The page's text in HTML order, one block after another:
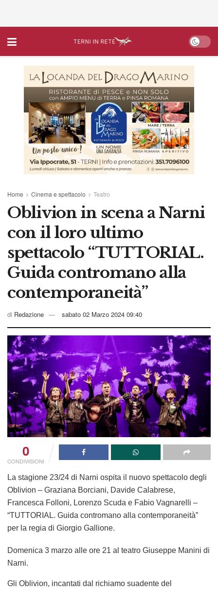
Home Cinema e spettacolo Teatro
Oblivion in scena a Narni
con il loro ultimo
spettacolo “TUTTORIAL.
Guida contromano alla
contemporaneità”
di Redazione sabato 02 Marzo 2024 09:40
0
CONDIVISIONI
La stagione 23/24 di Narni ospita il nuovo spettacolo degli
Oblivion – Graziana Borciani, Davide Calabrese,
Francesca Folloni, Lorenzo Scuda e Fabio Vagnarelli –
“TUTTORIAL. Guida contromano alla contemporaneità”
per la regia di Giorgio Gallione.
Domenica 3 marzo alle ore 21 al teatro Giuseppe Manini di
Narni.
Gli Oblivion, incantati dal richiamo suadente del